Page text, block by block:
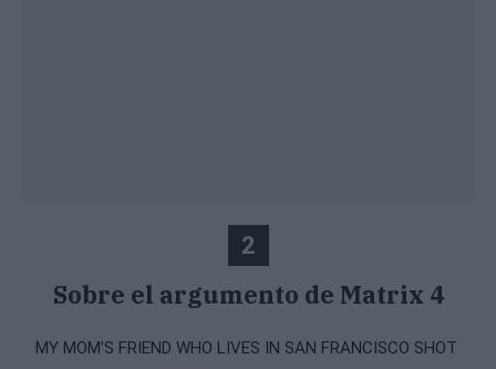
2
Sobre el argumento de Matrix 4
MY MOM’S FRIEND WHO LIVES IN SAN FRANCISCO SHOT